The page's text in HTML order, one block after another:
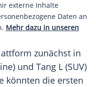
externe Inhalte
Daten an
Mehr dazu in unseren
zunächst in
und Tang L (SUV)
könnten die ersten